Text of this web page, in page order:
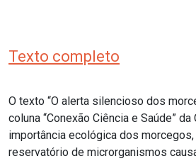
Texto completo
O texto “O alerta silencioso dos
coluna “Conexão Ciência e Saúde”
importância ecológica dos
reservatório de microrganismos